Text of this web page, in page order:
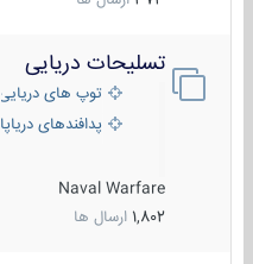
تسلیحات دریایی
توپ های دریایی
پدافندهای دریاپایه
Naval Warfare
1,802 ارسال ها